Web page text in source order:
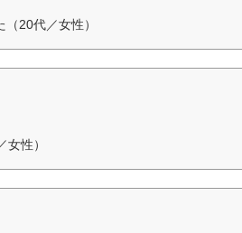
20代／女性）
性）